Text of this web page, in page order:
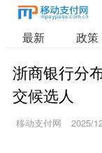
最新 政策
浙商银行分
交候选人
移动支付网 2025/